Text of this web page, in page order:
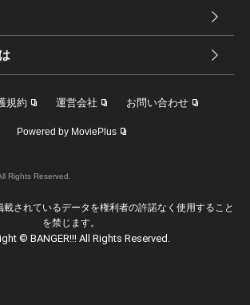
規約 運営会社 お問い合わせ
Powered by MoviePlus
Rights Reserved.
載されているデータを権利者の許諾なく使用すること
を禁じます。
© BANGER!!! All Rights Reserved.